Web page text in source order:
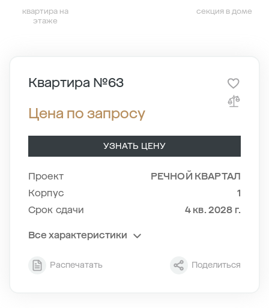
квартира на
этаже
секция в доме
Квартира №63
Цена по запросу
УЗНАТЬ ЦЕНУ
Проект
РЕЧНОЙ КВАРТАЛ
Корпус
1
Срок сдачи
4 кв. 2028 г.
Все характеристики
Секция
1
Распечатать Поделиться